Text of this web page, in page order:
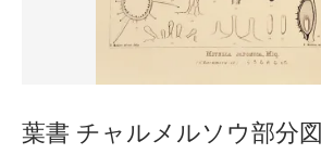
葉書 チャルメルソウ部分図